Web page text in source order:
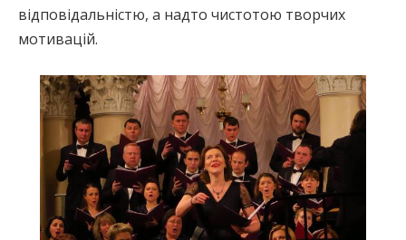
відповідальністю, а надто чистотою творчих
мотивацій.